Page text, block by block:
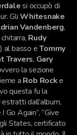
si occupò di
GliWhitesnake
Vandenberg,
Rudy
) al basso eTommy
Travers, Gary
la sezione
a Rob Rocke
questa fu la
dall’album,
Go Again”, “Give
States, certificato